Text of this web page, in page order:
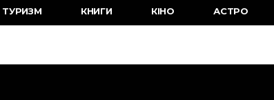
ТУРИЗМ КНИГИ КІНО АСТРО